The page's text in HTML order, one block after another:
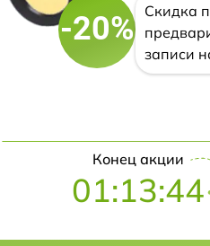
-20%
Скидка
записи
Конец акции
01:13:43